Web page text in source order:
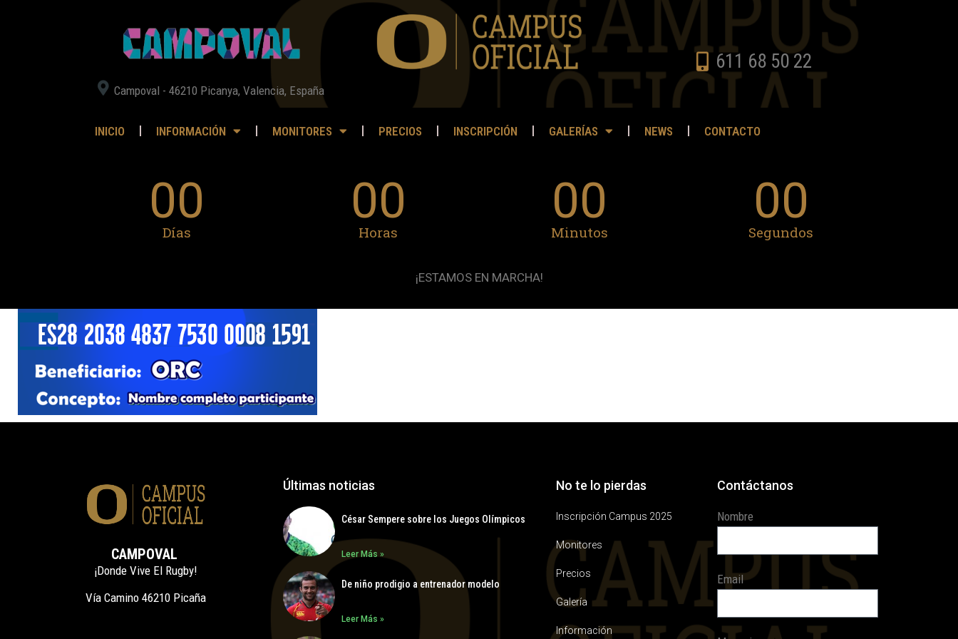
Campoval - 46210 Picanya, Valencia, España
611 68 50 22
INICIO INFORMACIÓN MONITORES PRECIOS INSCRIPCIÓN GALERÍAS NEWS CONTACTO
00
Días
00
Horas
00
Minutos
00
Segundos
¡ESTAMOS EN MARCHA!
CAMPOVAL
¡Donde Vive El Rugby!
Vía Camino 46210 Picaña
Últimas noticias
César Sempere sobre los Juegos Olímpicos
Leer Más »
De niño prodigio a entrenador modelo
Leer Más »
No te lo pierdas
Inscripción Campus 2025
Monitores
Precios
Galería
Información
Contáctanos
Nombre
Email